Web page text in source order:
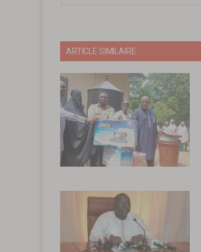
ARTICLE SIMILAIRE